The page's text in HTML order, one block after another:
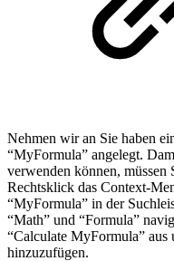
Nehmen wir an Sie haben
“MyFormula” angelegt.
verwenden können,
Rechtsklick das Context-
“MyFormula” in der
“Math” und “Formula”
“Calculate MyFormula”
hinzuzufügen.